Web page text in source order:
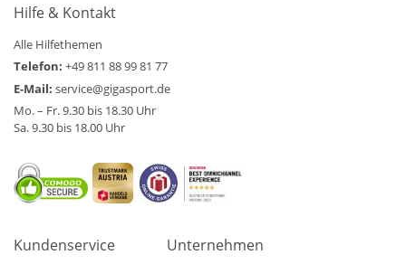
Hilfe & Kontakt
Alle Hilfethemen
Telefon: +49 811 88 99 81 77
E-Mail: service@gigasport.de
Mo. – Fr. 9.30 bis 18.30 Uhr
Sa. 9.30 bis 18.00 Uhr
Kundenservice Unternehmen